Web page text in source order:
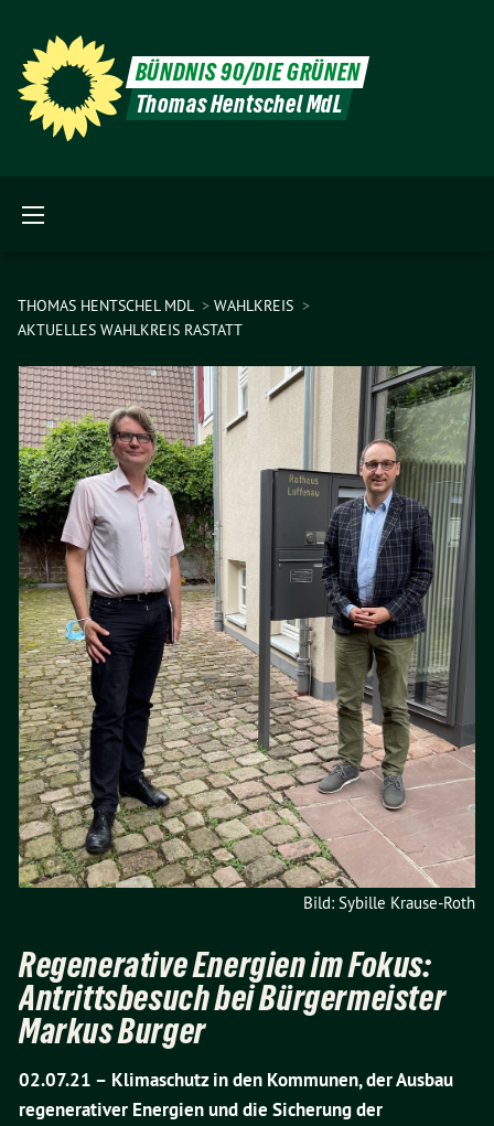
BÜNDNIS 90/DIE GRÜNEN
Thomas Hentschel MdL
THOMAS HENTSCHEL MDL
WAHLKREIS
AKTUELLES WAHLKREIS RASTATT
Bild: Sybille Krause-Roth
Regenerative Energien im Fokus:
Antrittsbesuch bei Bürgermeister
Markus Burger
02.07.21 – Klimaschutz in den Kommunen, der Ausbau
regenerativer Energien und die Sicherung der